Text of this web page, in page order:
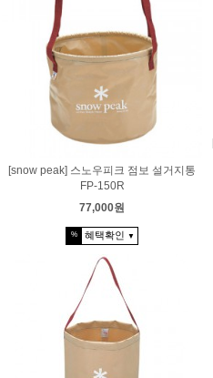
[snow peak] 스노우피크 점보 설거지통
FP-150R
77,000원
% 혜택확인 ▼